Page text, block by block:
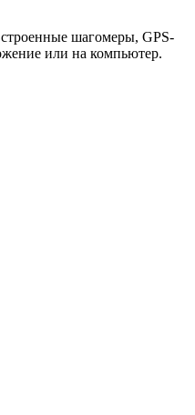
шагомеры, GPS-
или на компьютер.